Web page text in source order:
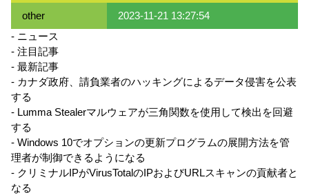
other
2023-11-21 13:27:54
- ニュース
- 注目記事
- 最新記事
- カナダ政府、請負業者のハッキングによるデータ侵害を公表
する
- Lumma Stealerマルウェアが三角関数を使用して検出を回避
する
- Windows 10でオプションの更新プログラムの展開方法を管
理者が制御できるようになる
- クリミナルIPがVirusTotalのIPおよびURLスキャンの貢献者と
なる